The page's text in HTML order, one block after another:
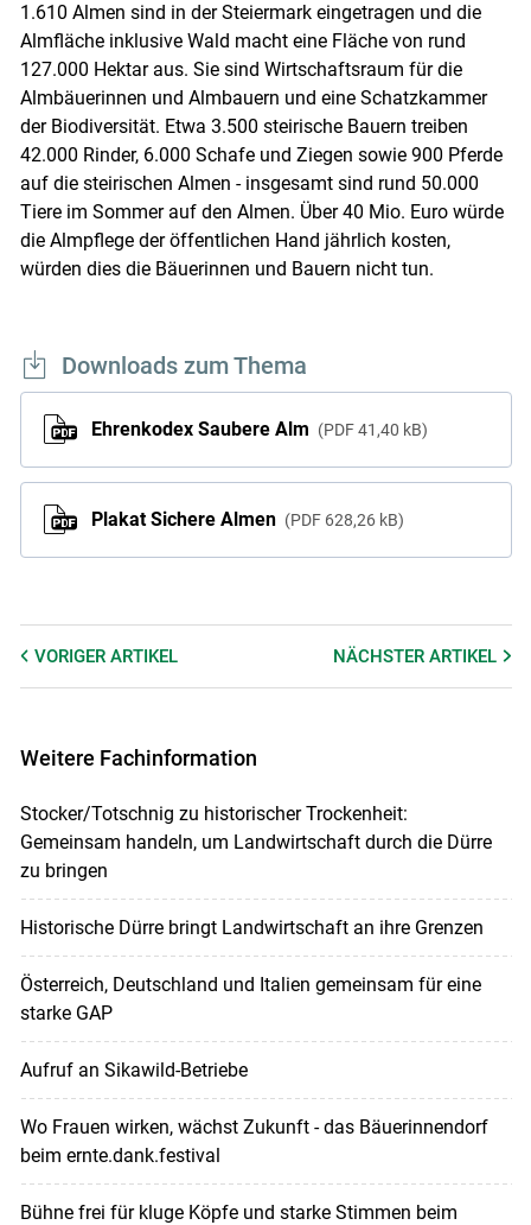
1.610 Almen sind in der Steiermark eingetragen und die
Almfläche inklusive Wald macht eine Fläche von rund
127.000 Hektar aus. Sie sind Wirtschaftsraum für die
Almbäuerinnen und Almbauern und eine Schatzkammer
der Biodiversität. Etwa 3.500 steirische Bauern treiben
42.000 Rinder, 6.000 Schafe und Ziegen sowie 900 Pferde
auf die steirischen Almen - insgesamt sind rund 50.000
Tiere im Sommer auf den Almen. Über 40 Mio. Euro würde
die Almpflege der öffentlichen Hand jährlich kosten,
würden dies die Bäuerinnen und Bauern nicht tun.
Downloads zum Thema
Ehrenkodex Saubere Alm PDF 41,40 kB
Plakat Sichere Almen PDF 628,26 kB
VORIGER ARTIKEL NÄCHSTERARTIKEL
Weitere Fachinformation
Stocker/Totschnig zu historischer Trockenheit:
Gemeinsam handeln, um Landwirtschaft durch die Dürre
zu bringen
Historische Dürre bringt Landwirtschaft an ihre Grenzen
Österreich, Deutschland und Italien gemeinsam für eine
starke GAP
Aufruf an Sikawild-Betriebe
Wo Frauen wirken, wächst Zukunft - das Bäuerinnendorf
beim ernte.dank.festival
Bühne frei für kluge Köpfe und starke Stimmen beim